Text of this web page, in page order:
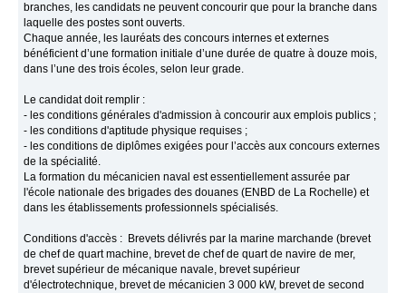
branches, les candidats ne peuvent concourir que pour la branche dans
laquelle des postes sont ouverts.
Chaque année, les lauréats des concours internes et externes
bénéficient d’une formation initiale d’une durée de quatre à douze mois,
dans l’une des trois écoles, selon leur grade.
Le candidat doit remplir :
- les conditions générales d'admission à concourir aux emplois publics ;
- les conditions d'aptitude physique requises ;
- les conditions de diplômes exigées pour l’accès aux concours externes
de la spécialité.
La formation du mécanicien naval est essentiellement assurée par
l'école nationale des brigades des douanes (ENBD de La Rochelle) et
dans les établissements professionnels spécialisés.
Conditions d'accès : Brevets délivrés par la marine marchande (brevet
de chef de quart machine, brevet de chef de quart de navire de mer,
brevet supérieur de mécanique navale, brevet supérieur
d'électrotechnique, brevet de mécanicien 3 000 kW, brevet de second